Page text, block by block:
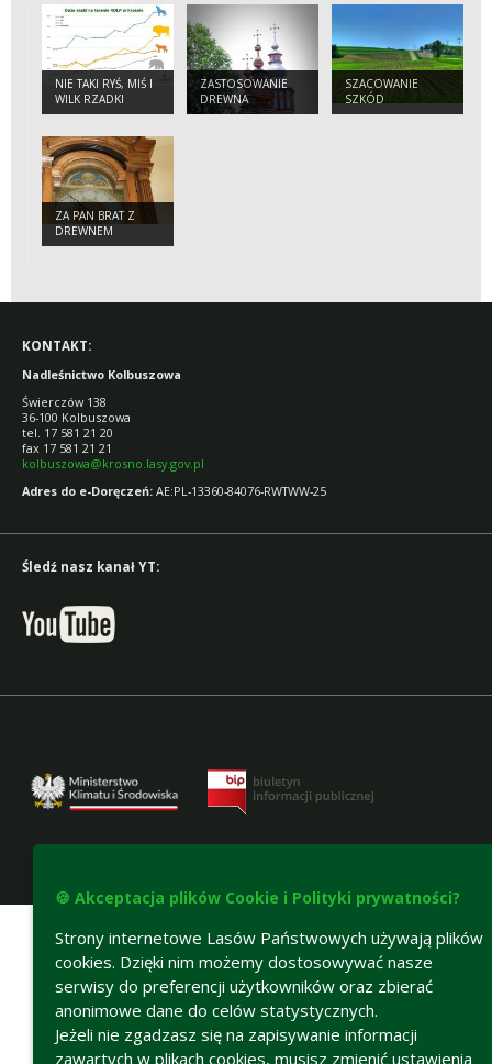
NIE TAKI RYŚ, MIŚ I
WILK RZADKI
ZASTOSOWANIE
DREWNA
SZACOWANIE
SZKÓD
ŁOWIECKICH
ZA PAN BRAT Z
DREWNEM
KONTAKT:
Nadleśnictwo Kolbuszowa
Świerczów 138
36-100 Kolbuszowa
tel. 17 581 21 20
fax 17 581 21 21
kolbuszowa@krosno.lasy.gov.pl
Adres do e-Doręczeń: AE:PL-13360-84076-RWTWW-25
Śledź nasz kanał YT:
Deklaracja dostępności
🍪 Akceptacja plików Cookie i Polityki prywatności?
Strony internetowe Lasów Państwowych używają plików
cookies. Dzięki nim możemy dostosowywać nasze
serwisy do preferencji użytkowników oraz zbierać
anonimowe dane do celów statystycznych.
Jeżeli nie zgadzasz się na zapisywanie informacji
zawartych w plikach cookies, musisz zmienić ustawienia